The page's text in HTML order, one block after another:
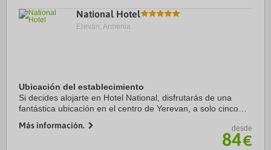
National Hotel
Ereván, Armenia.
Ubicación del establecimiento
Si decides alojarte en Hotel National, disfrutarás de una
fantástica ubicación en el centro de Yerevan, a solo cinco
Además, este hotel de lujo se ...
Más información. desde
84€